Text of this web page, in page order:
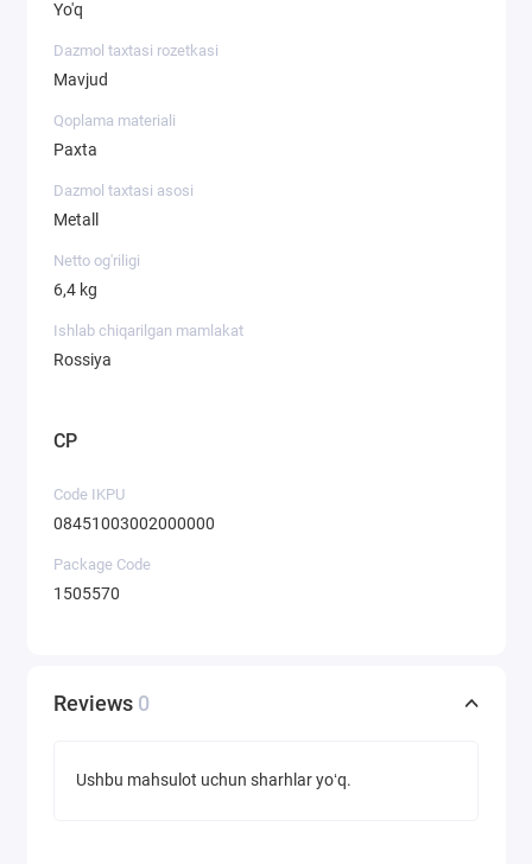
Yo'q
Dazmol taxtasi rozetkasi
Mavjud
Qoplama materiali
Paxta
Dazmol taxtasi asosi
Metall
Netto og'riligi
6,4 kg
Ishlab chiqarilgan mamlakat
Rossiya
CP
Code IKPU
08451003002000000
Package Code
1505570
Reviews 0
Ushbu mahsulot uchun sharhlar yoʻq.